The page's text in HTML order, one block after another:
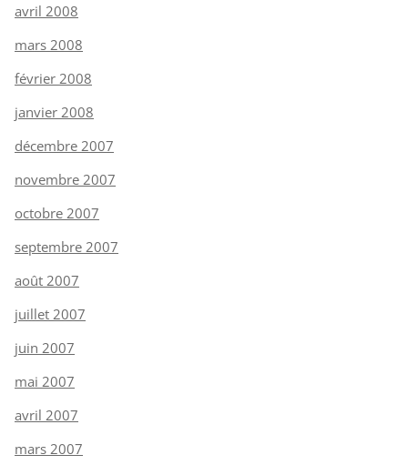
avril 2008
mars 2008
février 2008
janvier 2008
décembre 2007
novembre 2007
octobre 2007
septembre 2007
août 2007
juillet 2007
juin 2007
mai 2007
avril 2007
mars 2007